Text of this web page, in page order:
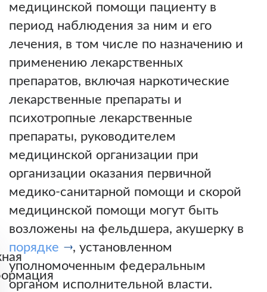
медицинской помощи пациенту в
период наблюдения за ним и его
лечения, в том числе по назначению и
применению лекарственных
препаратов, включая наркотические
лекарственные препараты и
психотропные лекарственные
препараты, руководителем
медицинской организации при
организации оказания первичной
медико-санитарной помощи и скорой
медицинской помощи могут быть
возложены на фельдшера, акушерку в
порядке
, установленном
уполномоченным федеральным
органом исполнительной власти.